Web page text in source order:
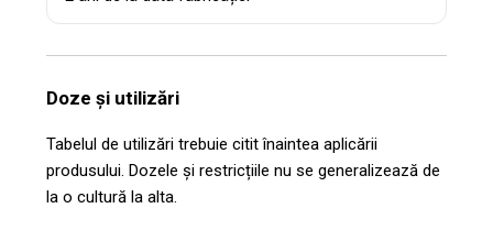
Doze și utilizări
Tabelul de utilizări trebuie citit înaintea aplicării
produsului. Dozele și restricțiile nu se generalizează de
la o cultură la alta.